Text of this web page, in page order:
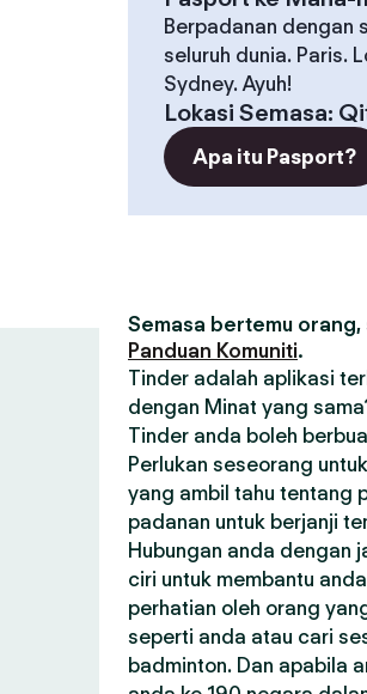
Berpadanan dengan
seluruh dunia. Paris.
Sydney. Ayuh!
Lokasi Semasa:
Apa itu Pasport?
Semasa bertemu
Panduan Komuniti.
Tinder adalah aplikasi
dengan Minat yang
Tinder anda boleh
Perlukan seseorang
yang ambil tahu tentang
padanan untuk berjanji
Hubungan anda dengan
ciri untuk membantu
perhatian oleh orang
seperti anda atau cari
badminton. Dan apabila